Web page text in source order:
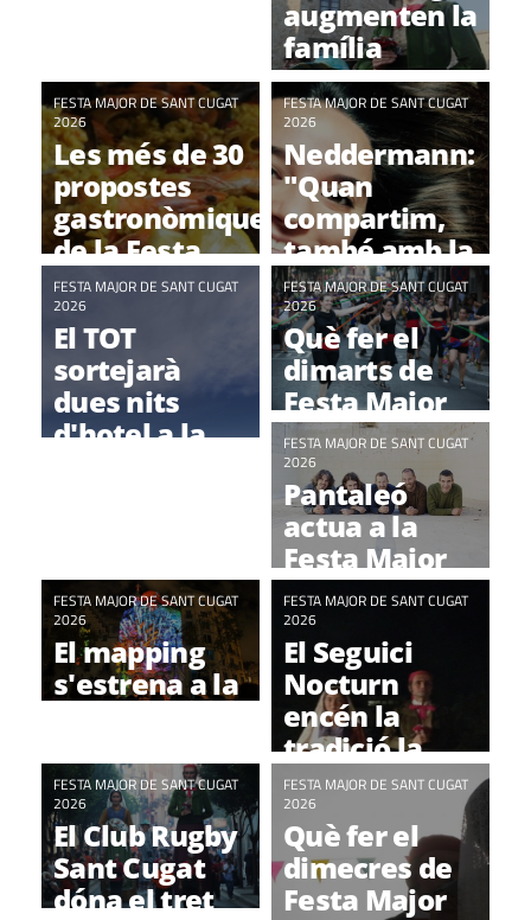
amable de la
vida"
augmenten la
família
FESTA MAJOR DE SANT CUGAT
2026
Les més de 30
propostes
gastronòmiques
de la Festa
Major
FESTA MAJOR DE SANT CUGAT
2026
Neddermann:
"Quan
compartim,
també amb la
música, tot
s'alleuja una
mica"
FESTA MAJOR DE SANT CUGAT
2026
El TOT
sortejarà
dues nits
d'hotel a la
FESTA MAJOR DE SANT CUGAT
2026
Què fer el
dimarts de
Festa Major
FESTA MAJOR DE SANT CUGAT
2026
Pantaleó
actua a la
Festa Major
de Sant Cugat
FESTA MAJOR DE SANT CUGAT
2026
El mapping
s'estrena a la
FESTA MAJOR DE SANT CUGAT
2026
El Seguici
Nocturn
encén la
tradició la
primera nit
de Festa
Major
FESTA MAJOR DE SANT CUGAT
2026
El Club Rugby
Sant Cugat
dóna el tret
FESTA MAJOR DE SANT CUGAT
2026
Què fer el
dimecres de
Festa Major